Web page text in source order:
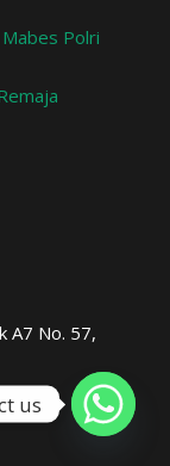
Polri
A7 No. 57,
us